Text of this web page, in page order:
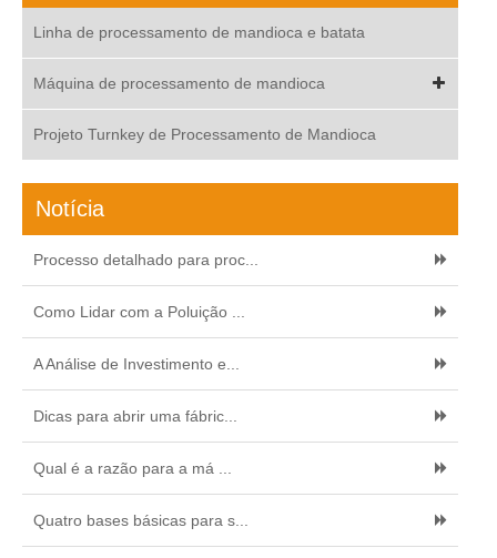
Linha de processamento de mandioca e batata
Máquina de processamento de mandioca
Projeto Turnkey de Processamento de Mandioca
Notícia
Processo detalhado para proc...
Como Lidar com a Poluição ...
A Análise de Investimento e...
Dicas para abrir uma fábric...
Qual é a razão para a má ...
Quatro bases básicas para s...